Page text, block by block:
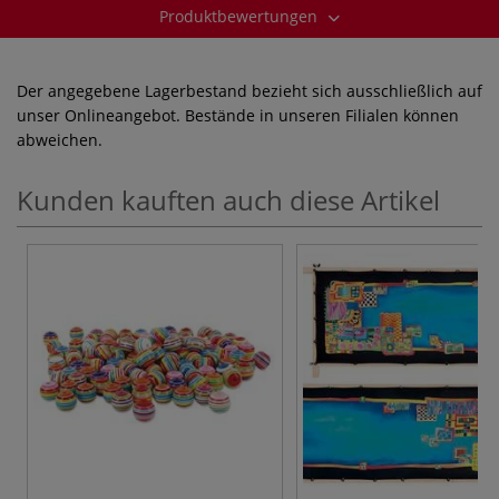
Produktbewertungen
Der angegebene Lagerbestand bezieht sich ausschließlich auf
unser Onlineangebot. Bestände in unseren Filialen können
abweichen.
Kunden kauften auch diese Artikel